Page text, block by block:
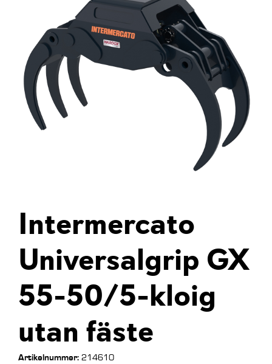
Intermercato
Universalgrip GX
55-50/5-kloig
utan fäste
Artikelnummer:214610